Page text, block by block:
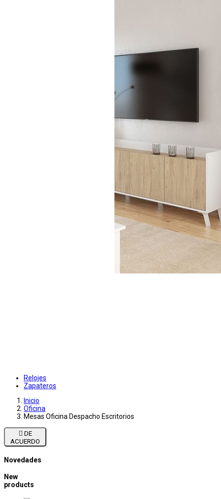
Relojes
Zapateros
Inicio
Oficina
Mesas Oficina Despacho Escritorios

ACUERDO
Novedades
New
products